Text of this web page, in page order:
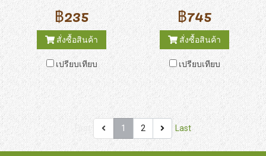
ชอบ และทำให้ง่ายต่อการเสิร์ฟ
ส่วนผสมดังกล่าว ได้แก่ หนอน
ไส้แห้ง, จิ้งหรีดแห้ง, ถั่ว, แครอท,
และแอปเปิ้ล สามารถโรยบน
อาหารหลักหรือวางไว้เพื่อเป็น
เหยื่อเพิ่มการออกกำลังกายและ
กระตุ้นให้เกิดการผ่อนคลาย
฿235
สั่งซื้อสินค้า
เปรียบเทียบ
โภชนาการสูง มีความน่ากิน
อย่างมาก ซึ่งเป็นสูตรพิเศษ
สำหรับ ลิงโลกใหม่ทั้งหลายใน
ทุกช่วงอายุ อาหารนี้มีระดับ
โปรตีนและวิตามินที่เพียงพอเพื่อ
ตอบสนองความต้องการของไพร
เมตทั้งหลาย เช่น มาร์โมเสต
และทามารินส์ ยิ่งเป็นประโยชน์
เมื่อเสิร์ฟพร้อมกับอาหารกลุ่ม
Canned Marmoset Diet
฿745
สั่งซื้อสินค้า
เปรียบเทียบ
1 2 Last